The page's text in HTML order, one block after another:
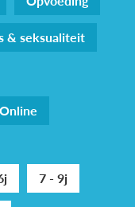
& seksualiteit
7 - 9j